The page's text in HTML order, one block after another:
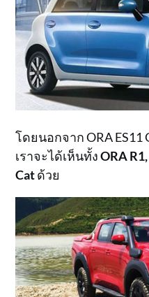
โดยนอกจาก ORA ES11
เราจะได้เห็นทั้งORA
Catด้วย